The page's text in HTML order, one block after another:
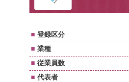
■ 登録区分
■ 業種
■ 従業員数
■ 代表者